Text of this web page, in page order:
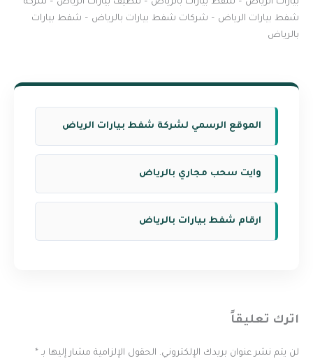
بيارات الرياض – شفط بيارات بالرياض – تنظيف بيارات الرياض – شركة
شفط بيارات الرياض – شركات شفط بيارات بالرياض – شفط بيارات
بالرياض
الموقع الرسمي لشركة شفط بيارات الرياض
وايت سحب مجاري بالرياض
ارقام شفط بيارات بالرياض
اترك تعليقاً
لن يتم نشر عنوان بريدك الإلكتروني. الحقول الإلزامية مشار إليها بـ *